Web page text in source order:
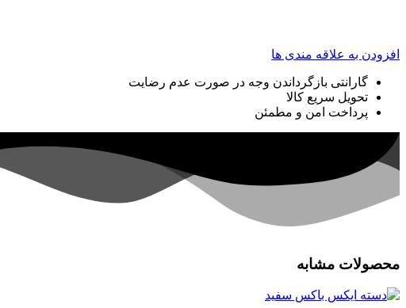
افزودن به علاقه مندی ها
گارانتی بازگرداندن وجه در صورت عدم رضایت
تحویل سریع کالا
پرداخت امن و مطمئن
محصولات مشابه